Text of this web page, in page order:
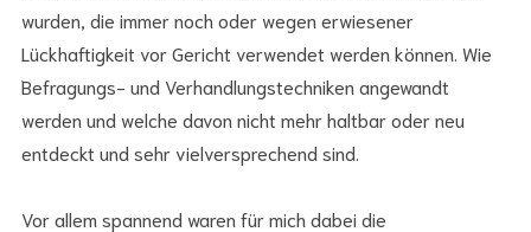
wurden, die immer noch oder wegen erwiesener
Lückhaftigkeit vor Gericht verwendet werden können. Wie
Befragungs- und Verhandlungstechniken angewandt
werden und welche davon nicht mehr haltbar oder neu
entdeckt und sehr vielversprechend sind.
Vor allem spannend waren für mich dabei die